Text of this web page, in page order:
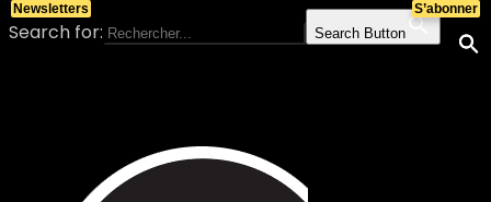
Search for: Search Button
S’abonner
Newsletters